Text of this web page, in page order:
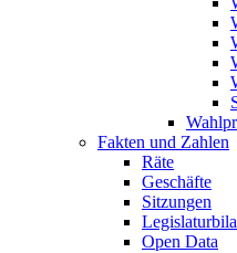
Fakten und Zahlen
Räte
Geschäfte
Sitzungen
Open Data